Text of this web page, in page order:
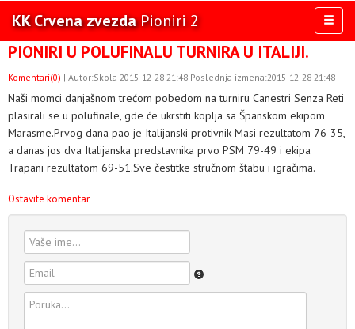
KK Crvena zvezdaPioniri 2
AKTIVNOSTI
TIM
TAKMIČENJA
KLUB
OSTALE SELEKCIJE
MULTIMEDIJA
PIONIRI U POLUFINALU TURNIRA U ITALIJI.
Komentari(0) | Autor:Skola 2015-12-28 21:48 Poslednja izmena:2015-12-28 21:48
Naši momci danjašnom trećom pobedom na turniru Canestri Senza Reti
plasirali se u polufinale, gde će ukrstiti koplja sa Španskom ekipom
Marasme.Prvog dana pao je Italijanski protivnik Masi rezultatom 76-35,
a danas jos dva Italijanska predstavnika prvo PSM 79-49 i ekipa
Trapani rezultatom 69-51.Sve čestitke stručnom štabu i igračima.
Ostavite komentar